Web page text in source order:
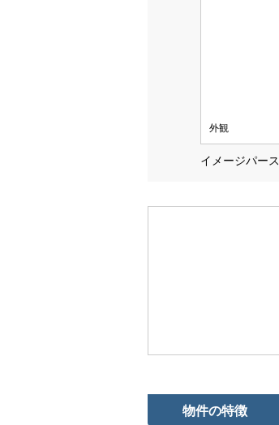
外観
イメージパース
物件の特徴